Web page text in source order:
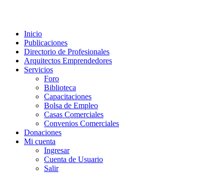
Inicio
Publicaciones
Directorio de Profesionales
Arquitectos Emprendedores
Servicios
Foro
Biblioteca
Capacitaciones
Bolsa de Empleo
Casas Comerciales
Convenios Comerciales
Donaciones
Mi cuenta
Ingresar
Cuenta de Usuario
Salir